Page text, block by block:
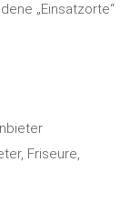
„Einsatzorte“
Friseure,